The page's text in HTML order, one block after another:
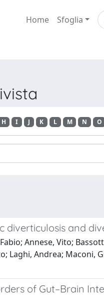
Home Sfoglia
H I J K L M N O
diverticulosis and
Annese, Vito;
Laghi, Andrea; Maconi,
of Gut–Brain